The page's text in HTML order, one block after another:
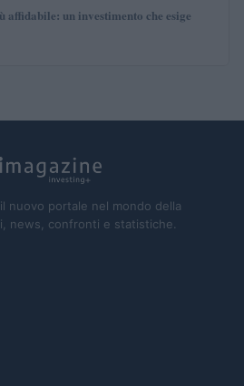
affidabile: un investimento che esige
nuovo portale nel mondo della
news, confronti e statistiche.